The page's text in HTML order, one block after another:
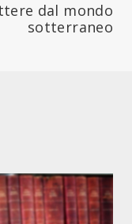
dal mondo
sotterraneo